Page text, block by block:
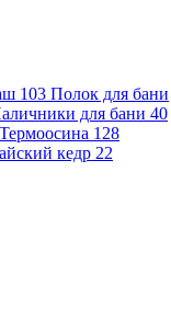
103 Полок для бани
для бани 40
Термоосина 128
кедр 22